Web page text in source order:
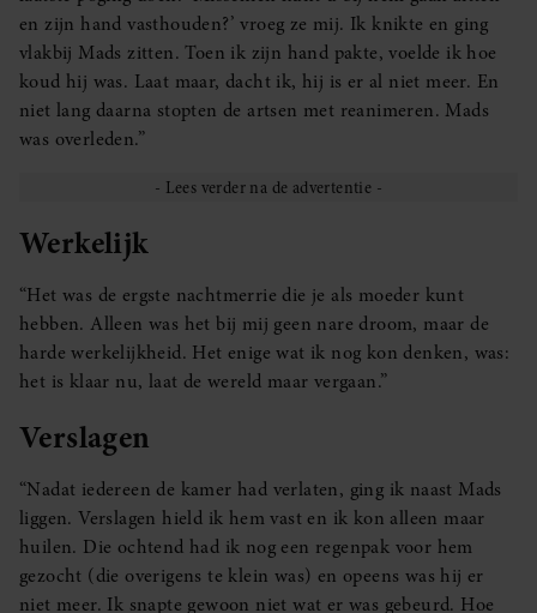
en zijn hand vasthouden?’ vroeg ze mij. Ik knikte en ging
vlakbij Mads zitten. Toen ik zijn hand pakte, voelde ik hoe
koud hij was. Laat maar, dacht ik, hij is er al niet meer. En
niet lang daarna stopten de artsen met reanimeren. Mads
was overleden.”
Werkelijk
“Het was de ergste nachtmerrie die je als moeder kunt
hebben. Alleen was het bij mij geen nare droom, maar de
harde werkelijkheid. Het enige wat ik nog kon denken, was:
het is klaar nu, laat de wereld maar vergaan.”
Verslagen
“Nadat iedereen de kamer had verlaten, ging ik naast Mads
liggen. Verslagen hield ik hem vast en ik kon alleen maar
huilen. Die ochtend had ik nog een regenpak voor hem
gezocht (die overigens te klein was) en opeens was hij er
niet meer. Ik snapte gewoon niet wat er was gebeurd. Hoe